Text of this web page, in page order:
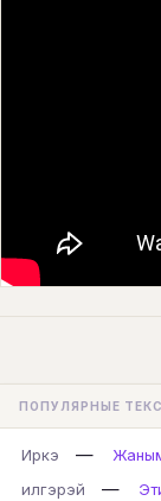
ПОПУЛЯРНЫЕ
Иркэ —
илгэрэй
—